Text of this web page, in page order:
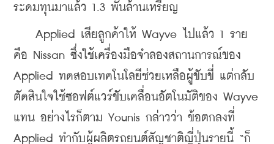
ระดมทุนมาแล้ว 1.3 พันล้านเหรียญ
Applied เสียลูกค้าให้ Wayve ไปแล้ว 1 ราย
คือ Nissan ซึ่งใช้เครื่องมือจำลองสถานการณ์ของ
Applied ทดสอบเทคโนโลยีช่วยเหลือผู้ขับขี่ แต่กลับ
ตัดสินใจใช้ซอฟต์แวร์ขับเคลื่อนอัตโนมัติของ Wayve
แทน อย่างไรก็ตาม Younis กล่าวว่า ข้อตกลงที่
Applied ทำกับผู้ผลิตรถยนต์สัญชาติญี่ปุ่นรายนี้ “ก็